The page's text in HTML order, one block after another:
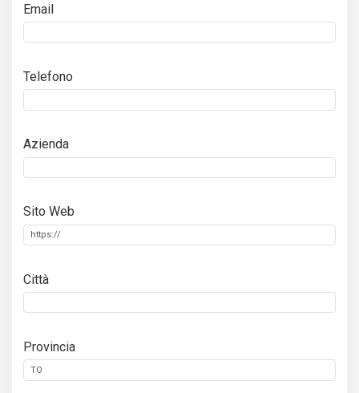
Email
Telefono
Azienda
Sito Web
Città
Provincia